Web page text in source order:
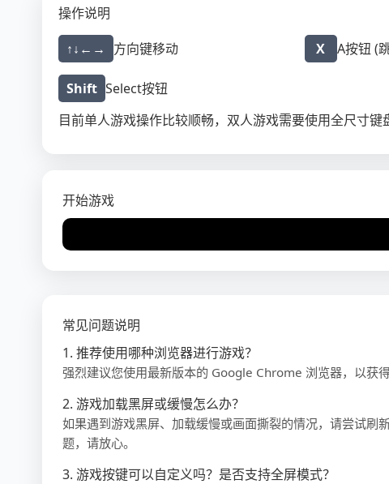
操作说明
↑↓←→
方向键移动 X A按钮 (
Shift Select按钮
目前单人游戏操作比较顺畅，双人游戏需要使用全尺寸
开始游戏
常见问题说明
1. 推荐使用哪种浏览器进行游戏？
强烈建议您使用最新版本的 Google Chrome 浏览器，以获
2. 游戏加载黑屏或缓慢怎么办？
如果遇到游戏黑屏、加载缓慢或画面撕裂的情况，请尝试刷
题，请放心。
3. 游戏按键可以自定义吗？是否支持全屏模式？